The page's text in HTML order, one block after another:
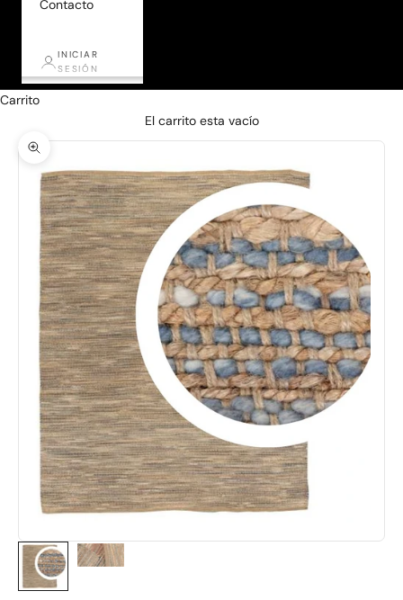
Contacto
INICIAR
SESIÓN
Carrito
El carrito esta vacío
Zoom